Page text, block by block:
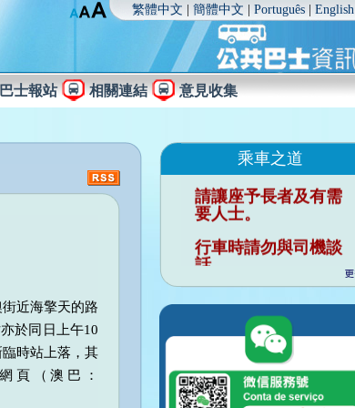
繁體中文 簡體中文 Português English
巴士報站 相關連結 意見收集
近海擎天的路
於同日上午10
時站上落，其
頁（澳巴：
乘車之道
請讓座予長者及有需
要人士。
行車時請勿與司機談
話。
行車時請緊握扶手。
請向將抵站巴士揚
手，示意登車。